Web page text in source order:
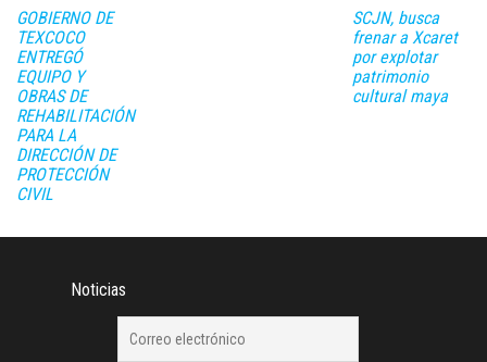
GOBIERNO DE
TEXCOCO
ENTREGÓ
EQUIPO Y
OBRAS DE
REHABILITACIÓN
PARA LA
DIRECCIÓN DE
PROTECCIÓN
CIVIL
SCJN, busca
frenar a Xcaret
por explotar
patrimonio
cultural maya
Noticias